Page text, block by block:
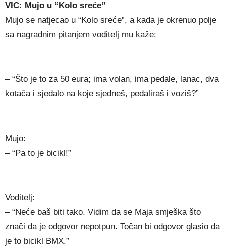
VIC: Mujo u “Kolo sreće”
Mujo se natjecao u “Kolo sreće”, a kada je okrenuo polje
sa nagradnim pitanjem voditelj mu kaže:
– “Što je to za 50 eura; ima volan, ima pedale, lanac, dva
kotača i sjedalo na koje sjedneš, pedaliraš i voziš?”
Mujo:
– “Pa to je bicikl!”
Voditelj:
– “Neće baš biti tako. Vidim da se Maja smješka što
znači da je odgovor nepotpun. Točan bi odgovor glasio da
je to bicikl BMX.”